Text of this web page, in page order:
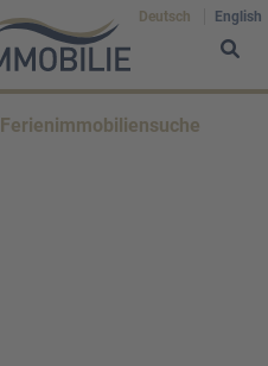
Deutsch English
Ferienimmobiliensuche